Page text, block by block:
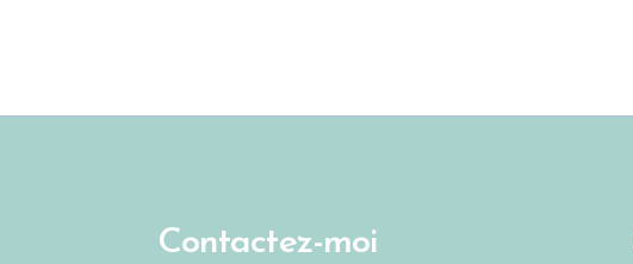
Contactez-moi